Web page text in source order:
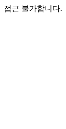
접근 불가합니다.